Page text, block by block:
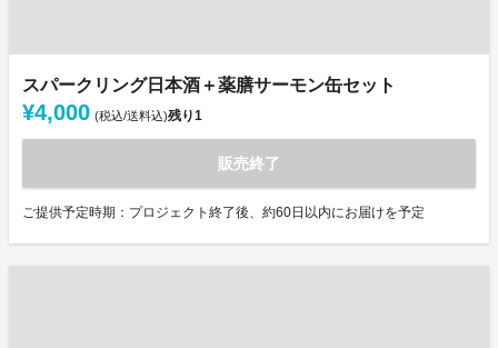
スパークリング日本酒＋薬膳サーモン缶セット
¥4,000 (税込/送料込)残り1
販売終了
ご提供予定時期：プロジェクト終了後、約60日以内にお届けを予定